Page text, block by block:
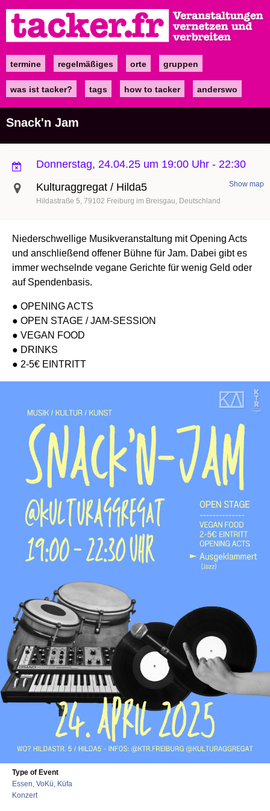
zum
Inhalt
Maintermine regelmäßiges orte gruppen
was ist tacker? tags how to tacker anderswo
Snack'n Jam
Donnerstag, 24.04.25 um 19:00 Uhr - 22:30
Kulturaggregat / Hilda5
Hildastraße 5 79102 Freiburg im Breisgau Deutschland
Show map
Niederschwellige Musikveranstaltung mit Opening Acts
und anschließend offener Bühne für Jam. Dabei gibt es
immer wechselnde vegane Gerichte für wenig Geld oder
auf Spendenbasis.
● OPENING ACTS
● OPEN STAGE / JAM-SESSION
● VEGAN FOOD
● DRINKS
● 2-5€ EINTRITT
Type of Event
Essen, VoKü, Küfa
Konzert